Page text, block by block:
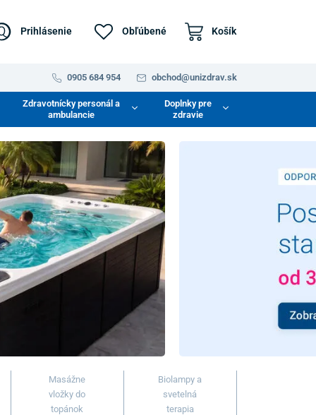
Prihlásenie Obľúbené Košík
0905 684 954 obchod@unizdrav.sk
Zdravotnícky personál a
ambulancie
Doplnky pre
zdravie
Masážne
vložky do
topánok
Biolampy a
svetelná
terapia